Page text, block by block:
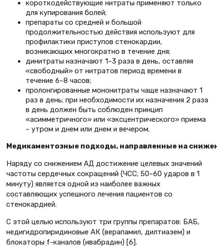
короткодействующие нитраты применяют только
для купирования болей;
препараты со средней и большой
продолжительностью действия используют для
профилактики приступов стенокардии,
возникающих многократно в течение дня;
динитраты назначают 1–3 раза в день, оставляя
«свободный» от нитратов период времени в
течение 6–8 часов;
пролонгированные мононитраты чаще назначают 1
раз в день; при необходимости их назначения 2 раза
в день должен быть соблюден принцип
«асимметричного» или «эксцентрического» приема
– утром и днем или днем и вечером.
Медикаментозные подходы, направленные на
Наряду со снижением АД достижение целевых значений
частоты сердечных сокращений (ЧСС; 50–60 ударов в 1
минуту) является одной из наиболее важных
составляющих успешного лечения пациентов со
стенокардией.
С этой целью используют три группы препаратов: БАБ,
недигидропиридиновые АК (верапамил, дилтиазем) и
блокаторы f-каналов (ивабрадин) [6].